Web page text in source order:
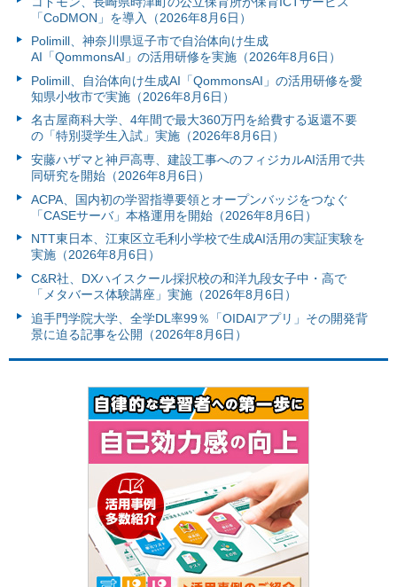
「CoDMON」を導入（2026年8月6日）
Polimill、神奈川県逗子市で自治体向け生成
AI「QommonsAI」の活用研修を実施（2026年8月6日）
Polimill、自治体向け生成AI「QommonsAI」の活用研修を愛
知県小牧市で実施（2026年8月6日）
名古屋商科大学、4年間で最大360万円を給費する返還不要
の「特別奨学生入試」実施（2026年8月6日）
安藤ハザマと神戸高専、建設工事へのフィジカルAI活用で共
同研究を開始（2026年8月6日）
ACPA、国内初の学習指導要領とオープンバッジをつなぐ
「CASEサーバ」本格運用を開始（2026年8月6日）
NTT東日本、江東区立毛利小学校で生成AI活用の実証実験を
実施（2026年8月6日）
C&R社、DXハイスクール採択校の和洋九段女子中・高で
「メタバース体験講座」実施（2026年8月6日）
追手門学院大学、全学DL率99％「OIDAIアプリ」その開発背
景に迫る記事を公開（2026年8月6日）